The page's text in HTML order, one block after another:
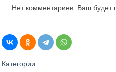
Нет комментариев. Ваш будет
Категории